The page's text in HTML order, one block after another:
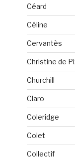
Céard
Céline
Cervantès
Christine de
Churchill
Claro
Coleridge
Colet
Collectif